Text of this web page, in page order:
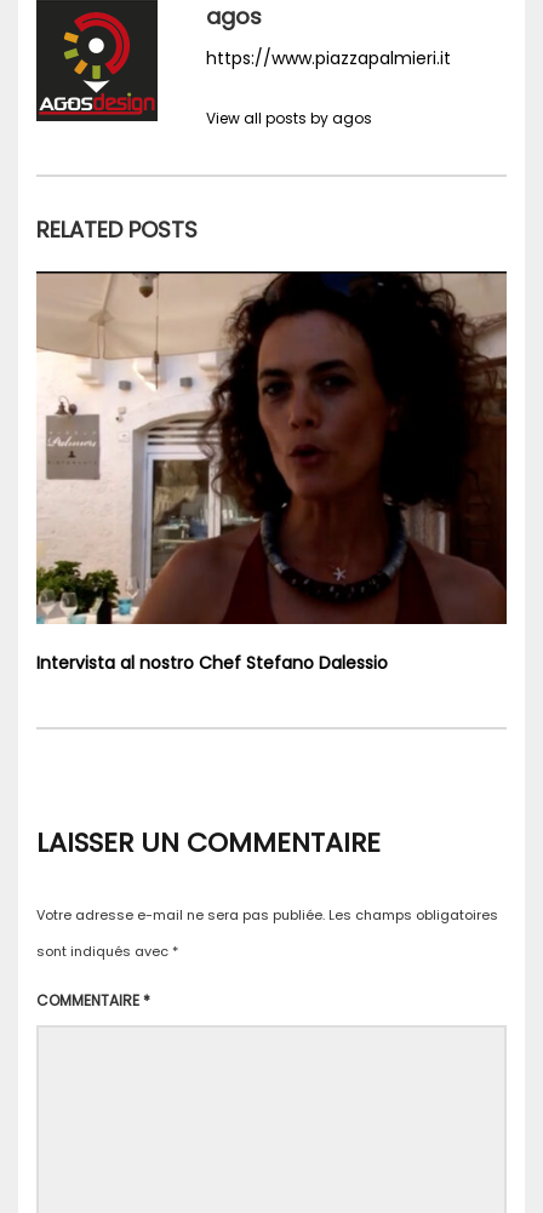
agos
https://www.piazzapalmieri.it
View all posts by agos
RELATED POSTS
Intervista al nostro Chef Stefano Dalessio
LAISSER UN COMMENTAIRE
Votre adresse e-mail ne sera pas publiée. Les champs obligatoires
sont indiqués avec *
COMMENTAIRE*